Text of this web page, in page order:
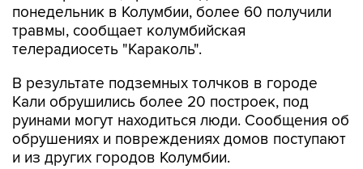
понедельник в Колумбии, более 60 получили
травмы, сообщает колумбийская
телерадиосеть "Караколь".
В результате подземных толчков в городе
Кали обрушились более 20 построек, под
руинами могут находиться люди. Сообщения об
обрушениях и повреждениях домов поступают
и из других городов Колумбии.